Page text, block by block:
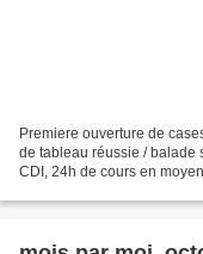
Premiere ouverture de
de tableau réussie / balade
CDI, 24h de cours en